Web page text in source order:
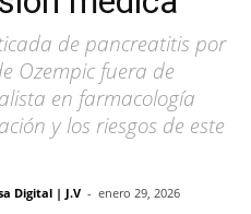
de pancreatitis por
Ozempic fuera de
en farmacología
y los riesgos de este
Digital | J.V - enero 29, 2026